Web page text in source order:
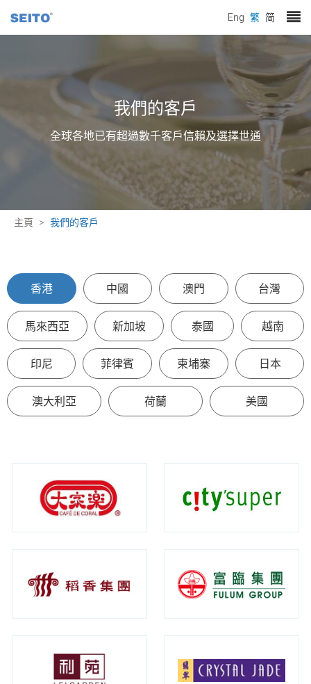
Eng 繁 简
我們的客戶
全球各地已有超過數千客戶信賴及選擇世通
主頁 我們的客戶
香港 中國 澳門 台灣
馬來西亞 新加坡 泰國 越南
印尼 菲律賓 柬埔寨 日本
澳大利亞 荷蘭 美國